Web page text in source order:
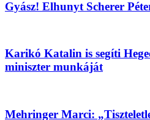
Gyász! Elhunyt Scherer
Karikó Katalin is segíti
miniszter munkáját
Mehringer Marci: